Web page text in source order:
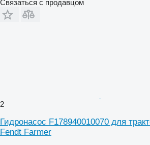
Связаться с продавцом
2
Гидронасос F178940010070 для
Fendt Farmer